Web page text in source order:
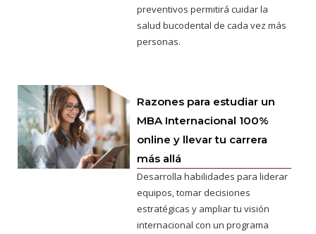
preventivos permitirá cuidar la
salud bucodental de cada vez más
personas.
Razones para estudiar un
MBA Internacional 100%
online y llevar tu carrera
más allá
Desarrolla habilidades para liderar
equipos, tomar decisiones
estratégicas y ampliar tu visión
internacional con un programa